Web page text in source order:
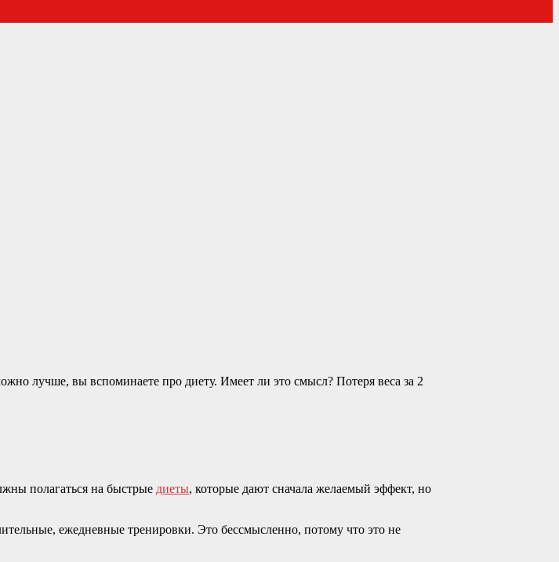
лучше, вы вспоминаете про диету. Имеет ли это смысл? Потеря веса за 2
полагаться на быстрые диеты, которые дают сначала желаемый эффект, но
ежедневные тренировки. Это бессмысленно, потому что это не